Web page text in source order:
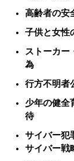
高齢者の安
子供と女性
ストーカー
為
行方不明者
少年の健全
待
サイバー犯
サイバー戦